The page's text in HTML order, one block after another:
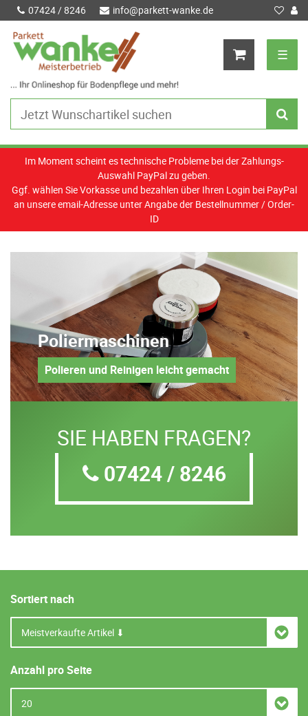
07424 / 8246 info@parkett-wanke.de
☰
Im Moment scheint es technische Probleme bei der Zahlungs-
Auswahl PayPal zu geben.
Ggf. wählen Sie Vorkasse und bezahlen über Ihren Login bei PayPal
an unsere email-Adresse unter Angabe der Bestellnummer / Order-
ID
Poliermaschinen
Polieren und Reinigen leicht gemacht
SIE HABEN FRAGEN?
07424 / 8246
Sortiert nach
Anzahl pro Seite